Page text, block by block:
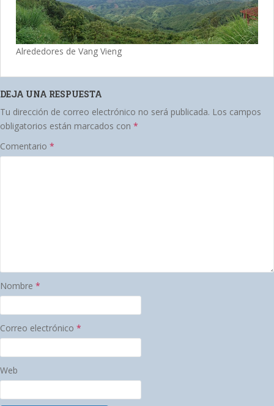
Alrededores de Vang Vieng
DEJA UNA RESPUESTA
Tu dirección de correo electrónico no será publicada. Los campos
obligatorios están marcados con *
Comentario *
Nombre *
Correo electrónico *
Web